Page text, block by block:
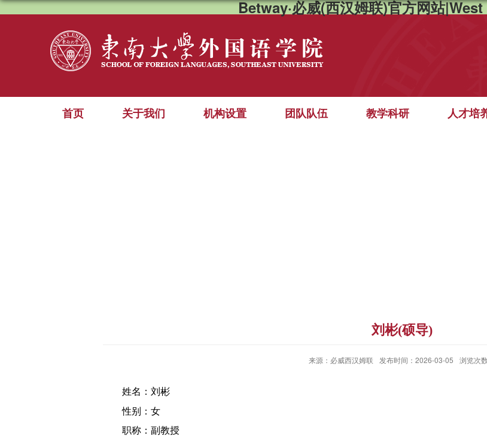
Betway·必威(西汉姆联)官方网站
首页 关于我们 机构设置 团队队伍 教学科研 人才培
刘彬(硕导)
来源：必威西汉姆联 发布时间：2026-03-05 浏览次
姓名：刘彬
性别：女
职称：副教授